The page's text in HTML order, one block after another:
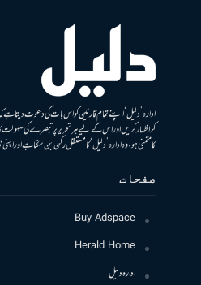
ادارہ ’دلیل‘ اپنے تمام قارئین کو اس بات کی دعوت دیتا ہے
کر اظہار کریں اور اس کے لیے ہر تحریر پر تبصرے کی
کا متمنی ہو، وہ ادارہ ’دلیل‘ کا مستقل رکن بن سکتا ہے اور
صفحات
Buy Adspace
Herald Home
ادارہ دلیل